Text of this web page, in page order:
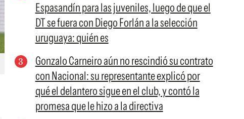
Espasandín para las juveniles, luego de que el
DT se fuera con Diego Forlán a la selección
uruguaya: quién es
Gonzalo Carneiro aún no rescindió su contrato
con Nacional: su representante explicó por
qué el delantero sigue en el club, y contó la
promesa que le hizo a la directiva